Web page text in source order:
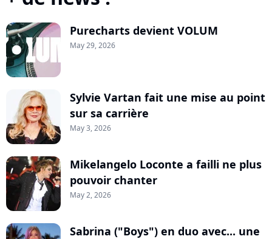
Purecharts devient VOLUM
May 29, 2026
Sylvie Vartan fait une mise au point
sur sa carrière
May 3, 2026
Mikelangelo Loconte a failli ne plus
pouvoir chanter
May 2, 2026
Sabrina ("Boys") en duo avec... une